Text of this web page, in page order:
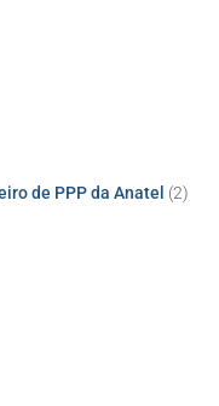
de PPP da Anatel (2)